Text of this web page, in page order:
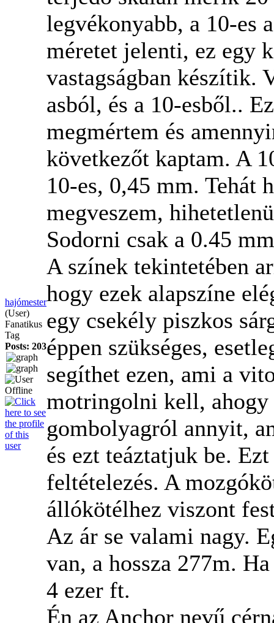
hajómester
(User)
Fanatikus
Tag
Posts: 203
legvékonyabb, a 10-es
méretet jelenti, ez egy
vastagságban készítik.
asból, és a 10-esből..
megmértem és
következőt kaptam. A
10-es, 0,45 mm. Tehát
megveszem,
Sodorni csak a 0.45
A színek tekintetében
hogy ezek alapszíne
egy csekély piszkos
éppen szükséges,
segíthet ezen, ami a
motringolni kell,
gombolyagról annyit,
és ezt teáztatjuk be.
feltételezés. A
állókötélhez viszont
Az ár se valami nagy.
van, a hossza 277m.
4 ezer ft.
Én az Anchor nevű